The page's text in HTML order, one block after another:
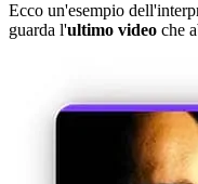
Ecco un'esempio
guarda l'ultimo video che